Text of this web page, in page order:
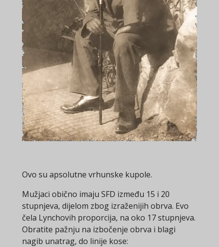
Ovo su apsolutne vrhunske kupole.
Mužjaci obično imaju SFD između 15 i 20
stupnjeva, dijelom zbog izraženijih obrva. Evo
čela Lynchovih proporcija, na oko 17 stupnjeva.
Obratite pažnju na izbočenje obrva i blagi
nagib unatrag, do linije kose: